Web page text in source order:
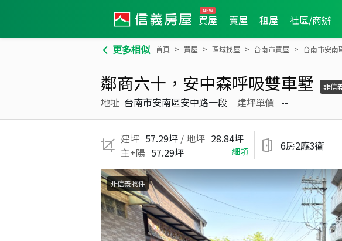
買屋 賣屋 租屋 社區/商辦
更多相似 首頁 買屋 區域找屋 台南市買屋 台南市安南
鄰商六十，安中森呼吸雙車墅 非信
地址 台南市安南區安中路一段 建坪單價 --
建坪 57.29坪 / 地坪 28.84坪
主+陽 57.29坪 細項 6房2廳3衛
非信義物件